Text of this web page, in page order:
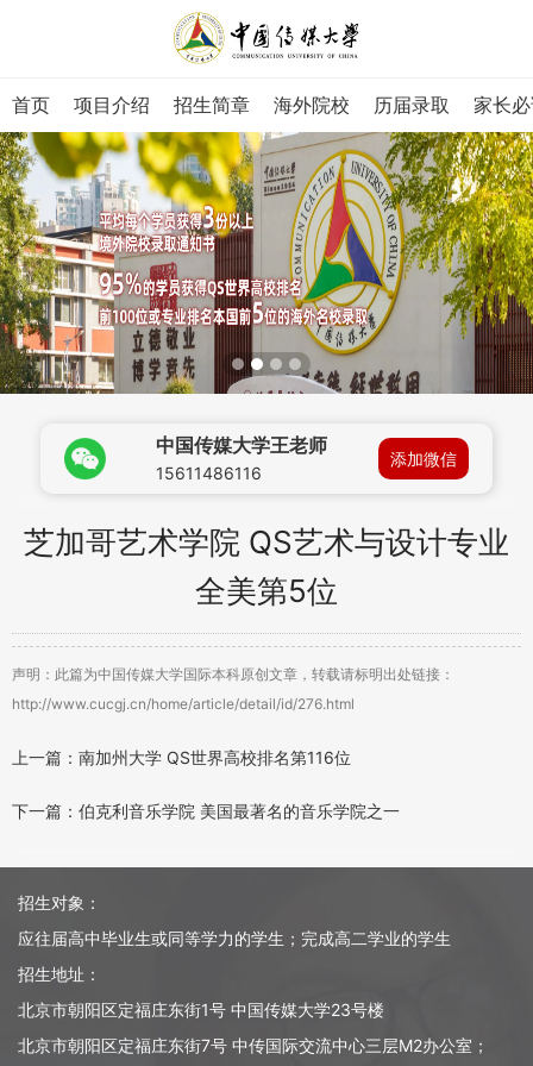
首页 项目介绍 招生简章 海外院校 历届录取 家长
中国传媒大学王老师
15611486116
添加微信
芝加哥艺术学院 QS艺术与设计专业
全美第5位
声明：此篇为中国传媒大学国际本科原创文章，转载请标明出处链接：
http://www.cucgj.cn/home/article/detail/id/276.html
上一篇：南加州大学 QS世界高校排名第116位
下一篇：伯克利音乐学院 美国最著名的音乐学院之一
招生对象：
应往届高中毕业生或同等学力的学生；完成高二学业的学生
招生地址：
北京市朝阳区定福庄东街1号 中国传媒大学23号楼
北京市朝阳区定福庄东街7号 中传国际交流中心三层M2办公室；